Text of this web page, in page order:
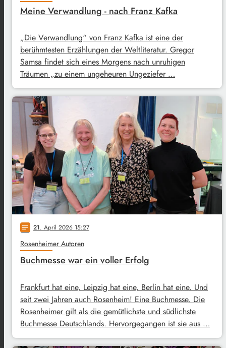
Meine Verwandlung - nach Franz Kafka
„Die Verwandlung“ von Franz Kafka ist eine der
berühmtesten Erzählungen der Weltliteratur. Gregor
Samsa findet sich eines Morgens nach unruhigen
Träumen „zu einem ungeheuren Ungeziefer …
notes 21. April 2026 15:27
Rosenheimer Autoren
Buchmesse war ein voller Erfolg
Frankfurt hat eine, Leipzig hat eine, Berlin hat eine. Und
seit zwei Jahren auch Rosenheim! Eine Buchmesse. Die
Rosenheimer gilt als die gemütlichste und südlichste
Buchmesse Deutschlands. Hervorgegangen ist sie aus …